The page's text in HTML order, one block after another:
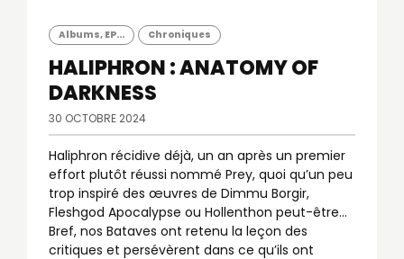
Albums, EP... Chroniques
HALIPHRON : ANATOMY OF
DARKNESS
30 OCTOBRE 2024
Haliphron récidive déjà, un an après un premier
effort plutôt réussi nommé Prey, quoi qu’un peu
trop inspiré des œuvres de Dimmu Borgir,
Fleshgod Apocalypse ou Hollenthon peut-être...
Bref, nos Bataves ont retenu la leçon des
critiques et persévèrent dans ce qu’ils ont